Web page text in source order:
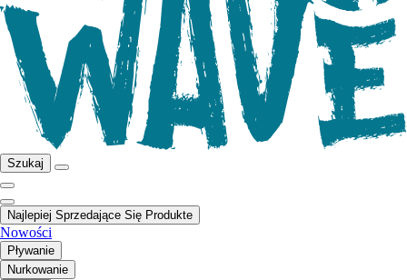
Szukaj
Najlepiej Sprzedające Się Produkte
Nowości
Pływanie
Nurkowanie